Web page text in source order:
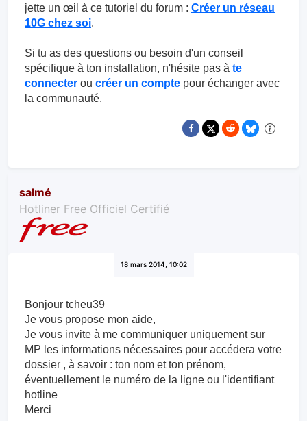
jette un œil à ce tutoriel du forum : Créer un réseau
10G chez soi.
Si tu as des questions ou besoin d'un conseil
spécifique à ton installation, n'hésite pas à te
connecter ou créer un compte pour échanger avec
la communauté.
salmé
Hotliner Free Officiel Certifié
18 mars 2014, 10:02
Bonjour tcheu39
Je vous propose mon aide,
Je vous invite à me communiquer uniquement sur
MP les information​s nécessaires pour accédera votre
dossier , à savoir : ton nom et ton prénom,
éventuellement le numéro de la ligne ou l'identifiant
hotline
Merci